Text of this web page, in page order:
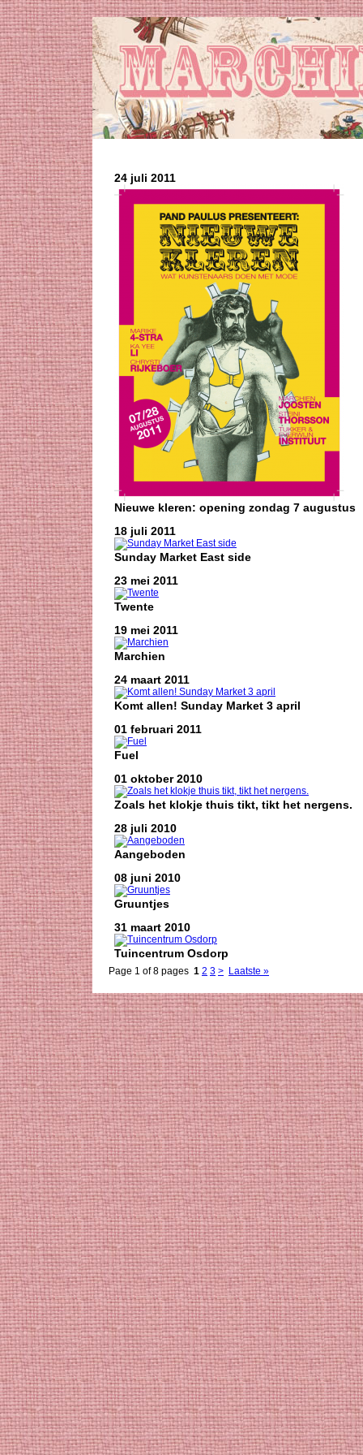
24 juli 2011
Nieuwe kleren: opening zondag 7 augustus
18 juli 2011
Sunday Market East side
23 mei 2011
Twente
19 mei 2011
Marchien
24 maart 2011
Komt allen! Sunday Market 3 april
01 februari 2011
Fuel
01 oktober 2010
Zoals het klokje thuis tikt, tikt het nergens.
28 juli 2010
Aangeboden
08 juni 2010
Gruuntjes
31 maart 2010
Tuincentrum Osdorp
Page 1 of 8 pages 1 2 3 > Laatste »